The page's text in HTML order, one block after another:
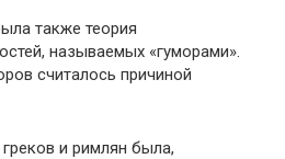
также теория
называемых «гуморами».
считалось причиной
и римлян была,